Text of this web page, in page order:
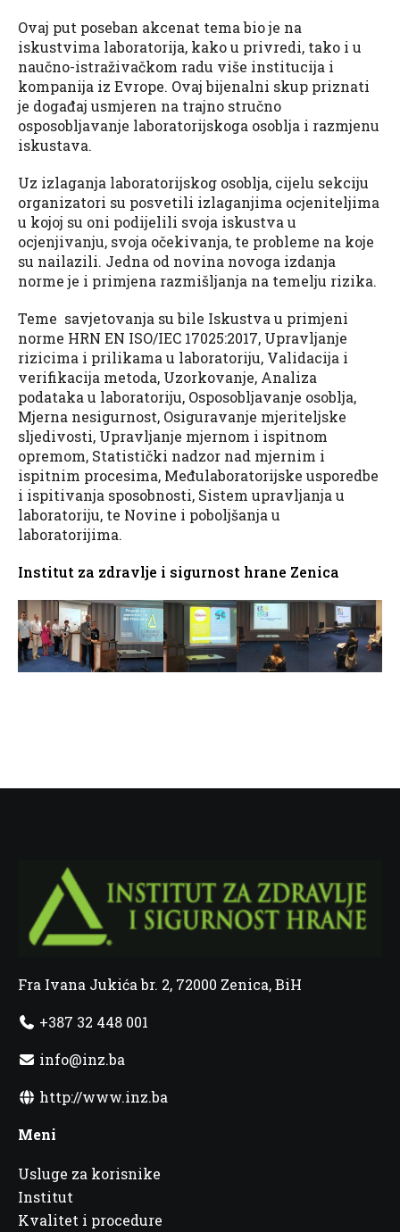
Ovaj put poseban akcenat tema bio je na
iskustvima laboratorija, kako u privredi, tako i u
naučno-istraživačkom radu više institucija i
kompanija iz Evrope. Ovaj bijenalni skup priznati
je događaj usmjeren na trajno stručno
osposobljavanje laboratorijskoga osoblja i razmjenu
iskustava.
Uz izlaganja laboratorijskog osoblja, cijelu sekciju
organizatori su posvetili izlaganjima ocjeniteljima
u kojoj su oni podijelili svoja iskustva u
ocjenjivanju, svoja očekivanja, te probleme na koje
su nailazili. Jedna od novina novoga izdanja
norme je i primjena razmišljanja na temelju rizika.
Teme savjetovanja su bile Iskustva u primjeni
norme HRN EN ISO/IEC 17025:2017, Upravljanje
rizicima i prilikama u laboratoriju, Validacija i
verifikacija metoda, Uzorkovanje, Analiza
podataka u laboratoriju, Osposobljavanje osoblja,
Mjerna nesigurnost, Osiguravanje mjeriteljske
sljedivosti, Upravljanje mjernom i ispitnom
opremom, Statistički nadzor nad mjernim i
ispitnim procesima, Međulaboratorijske usporedbe
i ispitivanja sposobnosti, Sistem upravljanja u
laboratoriju, te Novine i poboljšanja u
laboratorijima.
Institut za zdravlje i sigurnost hrane Zenica
Fra Ivana Jukića br. 2, 72000 Zenica, BiH
+387 32 448 001
info@inz.ba
http://www.inz.ba
Meni
Usluge za korisnike
Institut
Kvalitet i procedure